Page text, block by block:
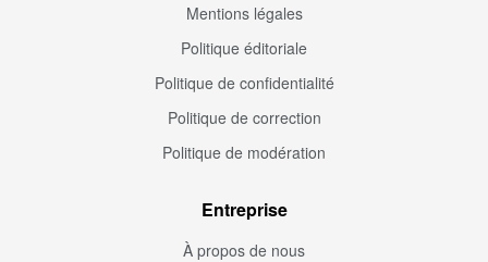
Mentions légales
Politique éditoriale
Politique de confidentialité
Politique de correction
Politique de modération
Entreprise
À propos de nous